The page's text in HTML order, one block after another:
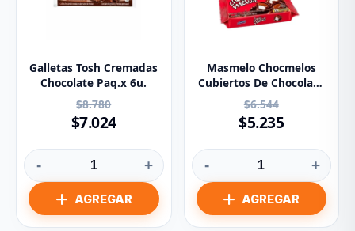
Galletas Tosh Cremadas
Chocolate Paq.x 6u.
$8.780
$7.024
- +
Masmelo Chocmelos
Cubiertos De Chocolate
X14 Unidades
$6.544
$5.235
- +